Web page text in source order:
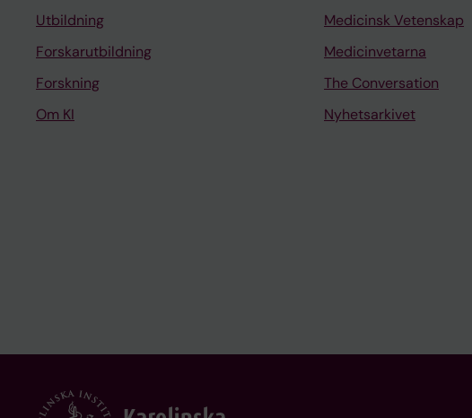
Utbildning
Forskarutbildning
Forskning
Om KI
Medicinsk Vetenskap
Medicinvetarna
The Conversation
Nyhetsarkivet